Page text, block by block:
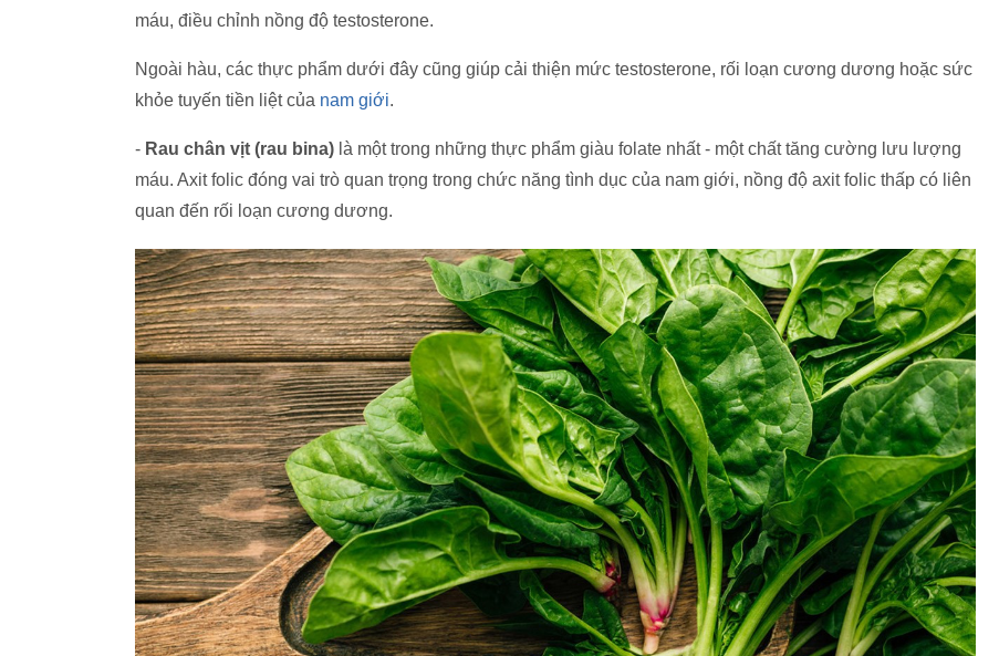
máu, điều chỉnh nồng độ testosterone.
Ngoài hàu, các thực phẩm dưới đây cũng giúp cải thiện mức testosterone, rối loạn cương dương hoặc sức
khỏe tuyến tiền liệt của nam giới.
- Rau chân vịt (rau bina) là một trong những thực phẩm giàu folate nhất - một chất tăng cường lưu lượng
máu. Axit folic đóng vai trò quan trọng trong chức năng tình dục của nam giới, nồng độ axit folic thấp có liên
quan đến rối loạn cương dương.